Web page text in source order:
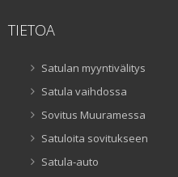
TIETOA
Satulan myyntivälitys
Satula vaihdossa
Sovitus Muuramessa
Satuloita sovitukseen
Satula-auto